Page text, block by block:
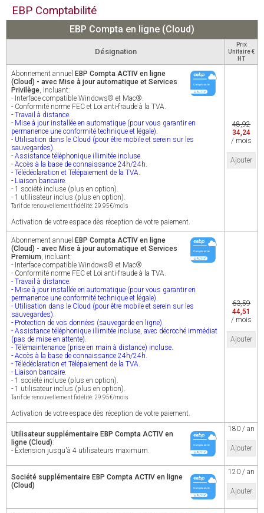
EBP Comptabilité
EBP Compta en ligne (Cloud)
Désignation
Prix
Unitaire €
HT
Abonnement annuel EBP Compta ACTIV en ligne
(Cloud) - avec Mise à jour automatique et Services
Privilège, incluant:
- Interface compatible Windows® et Mac®.
- Conformité norme FEC et Loi anti-fraude à la TVA.
- Travail à distance.
- Mise à jour installée en automatique (pour vous garantir en
permanence une conformité technique et légale).
- Utilisation dans le Cloud (pour être mobile et serein sur les
sauvegardes).
- Assistance téléphonique illimitée incluse.
- Accès à la base de connaissance 24h/24h.
- Télédéclaration et Télépaiement de la TVA.
- Liaison bancaire.
- 1 société incluse (plus en option).
- 1 utilisateur inclus (plus en option).
Tarif de renouvellement fidélité: 29.95€/mois
Activation de votre espace dès réception de votre paiement.
48,92
34,24
/ mois
Ajouter
Abonnement annuel EBP Compta ACTIV en ligne
(Cloud) - avec Mise à jour automatique et Services
Premium, incluant:
- Interface compatible Windows® et Mac®.
- Conformité norme FEC et Loi anti-fraude à la TVA.
- Travail à distance.
- Mise à jour installée en automatique (pour vous garantir en
permanence une conformité technique et légale).
- Utilisation dans le Cloud (pour être mobile et serein sur les
sauvegardes).
- Protection de vos données (sauvegarde en ligne).
- Assistance téléphonique illimitée incluse, avec décroché immédiat
(pas de mise en attente).
- Télémaintenance (prise en main à distance) incluse.
- Accès à la base de connaissance 24h/24h.
- Télédéclaration et Télépaiement de la TVA.
- Liaison bancaire.
- 1 société incluse (plus en option).
- 1 utilisateur inclus (plus en option).
Tarif de renouvellement fidélité: 29.95€/mois
Activation de votre espace dès réception de votre paiement.
63,59
44,51
/ mois
Ajouter
Utilisateur supplémentaire EBP Compta ACTIV en
ligne (Cloud):
- Extension jusqu'à 4 utilisateurs maximum.
180 / an
Ajouter
Société supplémentaire EBP Compta ACTIV en ligne
(Cloud)
120 / an
Ajouter